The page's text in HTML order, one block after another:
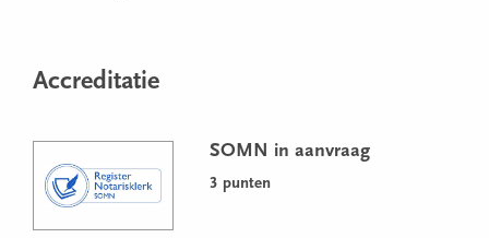
Accreditatie
SOMN in aanvraag
3 punten